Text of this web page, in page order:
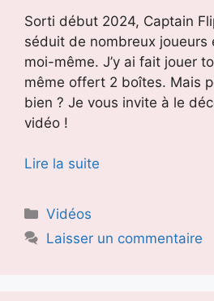
Sorti début 2024, Captain
séduit de nombreux joueurs
moi-même. J’y ai fait jouer
même offert 2 boîtes. Mais
bien ? Je vous invite à le
vidéo !
Lire la suite
Catégories
Vidéos
Laisser un commentaire